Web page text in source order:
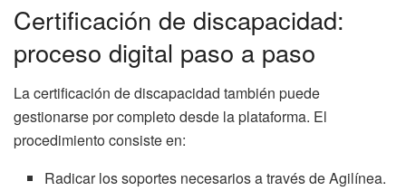
Certificación de discapacidad:
proceso digital paso a paso
La certificación de discapacidad también puede
gestionarse por completo desde la plataforma. El
procedimiento consiste en:
Radicar los soportes necesarios a través de Agilínea.